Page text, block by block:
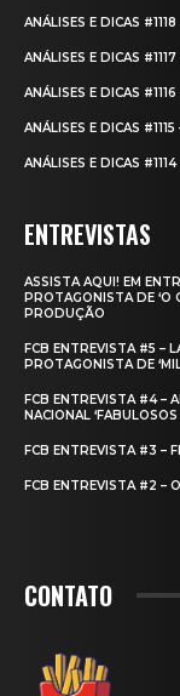
ANÁLISES E DICAS
ANÁLISES E DICAS
ANÁLISES E DICAS
ANÁLISES E DICAS
ANÁLISES E DICAS #1114
ENTREVISTAS
ASSISTA AQUI! EM
PROTAGONISTA DE ‘O
PRODUÇÃO
FCB ENTREVISTA #5 –
PROTAGONISTA DE
FCB ENTREVISTA #4 –
NACIONAL
FCB ENTREVISTA #3 –
FCB ENTREVISTA #2 –
CONTATO